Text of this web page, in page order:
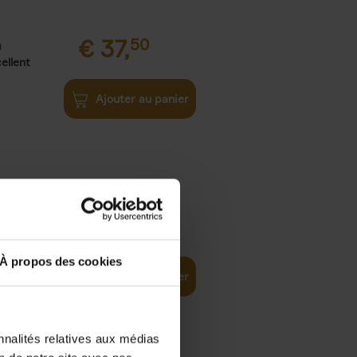
À propos des cookies
relatives aux médias
€ 37,50
Ajouter au panier
world 29,99
Ajouter au panier